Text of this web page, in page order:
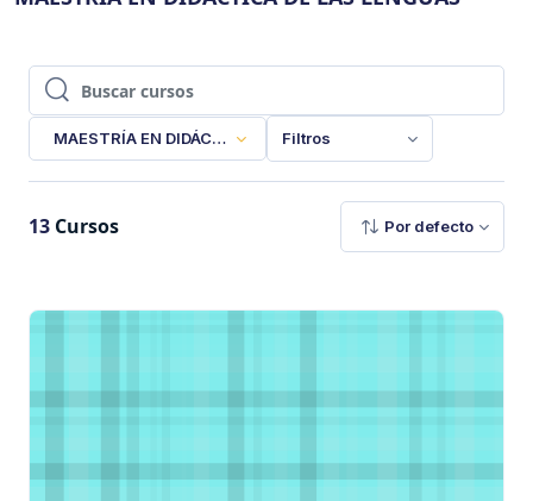
Buscar cursos
Buscar cursos
MAESTRÍA EN DIDÁCTICA DE LAS LENGUAS
Filtros
13 Cursos Por defecto